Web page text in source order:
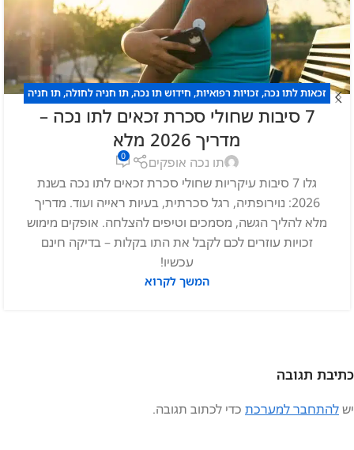
זכאות לתו נכה,זכויות רפואיות, חידוש תו נכה,תו חניה לחולה,תו חניה
לנכה,תו נכה
7 סיבות שחולי סכרת זכאים לתו נכה –
מדריך 2026 מלא
תו נכה אופקים 0
גלו 7 סיבות עיקריות שחולי סכרת זכאים לתו נכה בשנת
2026: נוירופתיה, רגל סכרתית, בעיות ראייה ועוד. מדריך
מלא להליך הגשה, מסמכים וטיפים להצלחה. אופקים מימוש
זכויות עוזרים לכם לקבל את התו בקלות – בדיקה חינם
עכשיו!
המשך לקרוא
כתיבת תגובה
ישלהתחבר למערכת כדי לכתוב תגובה.